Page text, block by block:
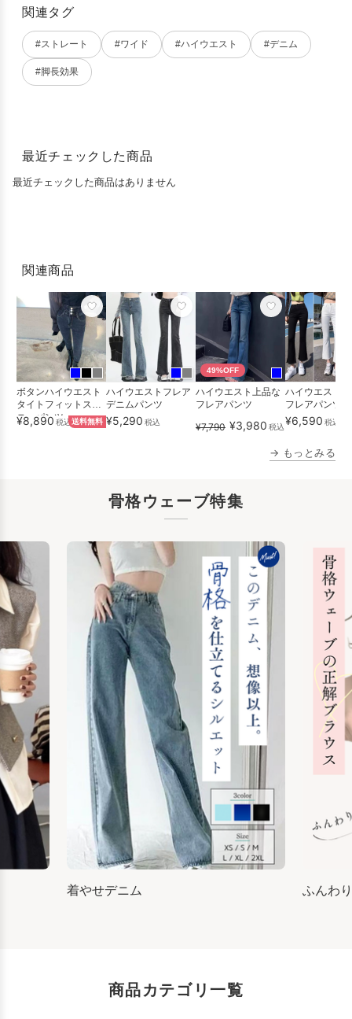
関連タグ
#ストレート #ワイド #ハイウエスト #デニム
#脚長効果
最近チェックした商品
最近チェックした商品はありません
関連商品
ボタンハイウエスト
タイトフィットスキ
ニーパンツ
¥8,890 税込 送料無料
ハイウエストフレア
デニムパンツ
¥5,290 税込
49%OFF
ハイウエスト上品な
フレアパンツ
¥7,790 ¥3,980 税込
ハイウエスト
フレアパンツ
¥6,590 税込
→ もっとみる
骨格ウェーブ特集
着やせデニム ふんわ
商品カテゴリ一覧